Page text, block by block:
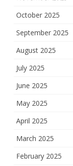
October 2025
September 2025
August 2025
July 2025
June 2025
May 2025
April 2025
March 2025
February 2025